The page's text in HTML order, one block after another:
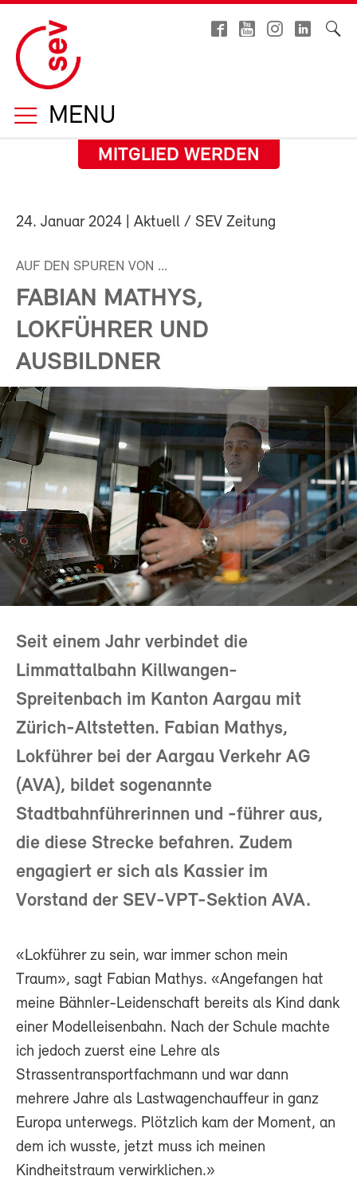
MENU
MITGLIED WERDEN
24. Januar 2024 | Aktuell / SEV Zeitung
AUF DEN SPUREN VON ...
FABIAN MATHYS,
LOKFÜHRER UND
AUSBILDNER
Seit einem Jahr verbindet die
Limmattalbahn Killwangen-
Spreitenbach im Kanton Aargau mit
Zürich-Altstetten. Fabian Mathys,
Lokführer bei der Aargau Verkehr AG
(AVA), bildet sogenannte
Stadtbahnführerinnen und -führer aus,
die diese Strecke befahren. Zudem
engagiert er sich als Kassier im
Vorstand der SEV-VPT-Sektion AVA.
«Lokführer zu sein, war immer schon mein
Traum», sagt Fabian Mathys. «Angefangen hat
meine Bähnler-Leidenschaft bereits als Kind dank
einer Modelleisenbahn. Nach der Schule machte
ich jedoch zuerst eine Lehre als
Strassentransportfachmann und war dann
mehrere Jahre als Lastwagenchauffeur in ganz
Europa unterwegs. Plötzlich kam der Moment, an
dem ich wusste, jetzt muss ich meinen
Kindheitstraum verwirklichen.»